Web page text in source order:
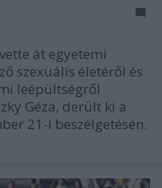
át egyetemi
szexuális életéről és
leépültségről
Géza, derült ki a
21-i beszélgetésén.